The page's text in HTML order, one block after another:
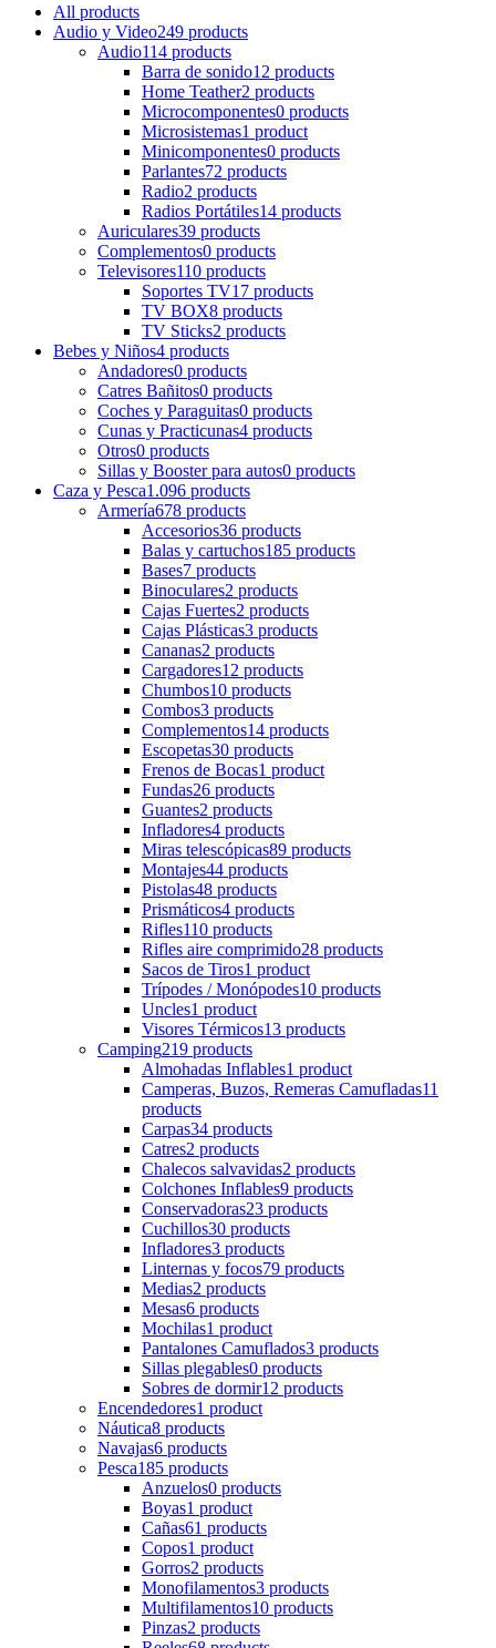
All products
Audio y Video249 products
Audio114 products
Barra de sonido12 products
Home Teather2 products
Microcomponentes0 products
Microsistemas1 product
Minicomponentes0 products
Parlantes72 products
Radio2 products
Radios Portátiles14 products
Auriculares39 products
Complementos0 products
Televisores110 products
Soportes TV17 products
TV BOX8 products
TV Sticks2 products
Bebes y Niños4 products
Andadores0 products
Catres Bañitos0 products
Coches y Paraguitas0 products
Cunas y Practicunas4 products
Otros0 products
Sillas y Booster para autos0 products
Caza y Pesca1.096 products
Armería678 products
Accesorios36 products
Balas y cartuchos185 products
Bases7 products
Binoculares2 products
Cajas Fuertes2 products
Cajas Plásticas3 products
Cananas2 products
Cargadores12 products
Chumbos10 products
Combos3 products
Complementos14 products
Escopetas30 products
Frenos de Bocas1 product
Fundas26 products
Guantes2 products
Infladores4 products
Miras telescópicas89 products
Montajes44 products
Pistolas48 products
Prismáticos4 products
Rifles110 products
Rifles aire comprimido28 products
Sacos de Tiros1 product
Trípodes / Monópodes10 products
Uncles1 product
Visores Térmicos13 products
Camping219 products
Almohadas Inflables1 product
Camperas, Buzos, Remeras Camufladas11
products
Carpas34 products
Catres2 products
Chalecos salvavidas2 products
Colchones Inflables9 products
Conservadoras23 products
Cuchillos30 products
Infladores3 products
Linternas y focos79 products
Medias2 products
Mesas6 products
Mochilas1 product
Pantalones Camuflados3 products
Sillas plegables0 products
Sobres de dormir12 products
Encendedores1 product
Náutica8 products
Navajas6 products
Pesca185 products
Anzuelos0 products
Boyas1 product
Cañas61 products
Copos1 product
Gorros2 products
Monofilamentos3 products
Multifilamentos10 products
Pinzas2 products